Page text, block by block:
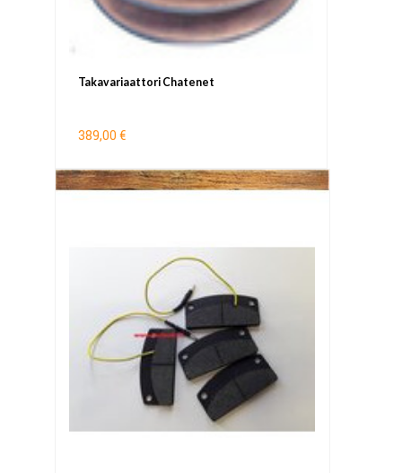
Takavariaattori Chatenet
389,00 €